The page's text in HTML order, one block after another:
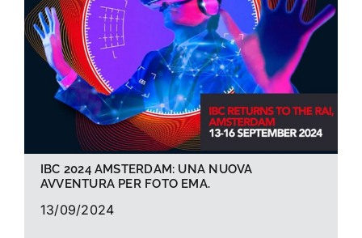
La foto del mese
Guide
IBC 2024 AMSTERDAM: UNA NUOVA
AVVENTURA PER FOTO EMA.
13/09/2024